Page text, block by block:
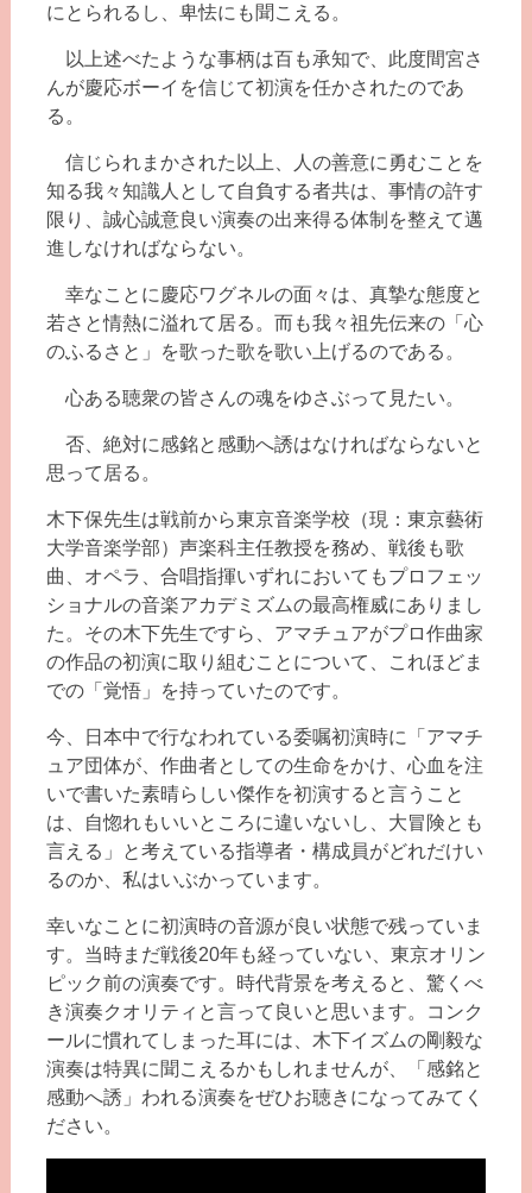
にとられるし、卑怯にも聞こえる。
以上述べたような事柄は百も承知で、此度間宮さ
んが慶応ボーイを信じて初演を任かされたのであ
る。
信じられまかされた以上、人の善意に勇むことを
知る我々知識人として自負する者共は、事情の許す
限り、誠心誠意良い演奏の出来得る体制を整えて邁
進しなければならない。
幸なことに慶応ワグネルの面々は、真摯な態度と
若さと情熱に溢れて居る。而も我々祖先伝来の「心
のふるさと」を歌った歌を歌い上げるのである。
心ある聴衆の皆さんの魂をゆさぶって見たい。
否、絶対に感銘と感動へ誘はなければならないと
思って居る。
木下保先生は戦前から東京音楽学校（現：東京藝術
大学音楽学部）声楽科主任教授を務め、戦後も歌
曲、オペラ、合唱指揮いずれにおいてもプロフェッ
ショナルの音楽アカデミズムの最高権威にありまし
た。その木下先生ですら、アマチュアがプロ作曲家
の作品の初演に取り組むことについて、これほどま
での「覚悟」を持っていたのです。
今、日本中で行なわれている委嘱初演時に「アマチ
ュア団体が、作曲者としての生命をかけ、心血を注
いで書いた素晴らしい傑作を初演すると言うこと
は、自惚れもいいところに違いないし、大冒険とも
言える」と考えている指導者・構成員がどれだけい
るのか、私はいぶかっています。
幸いなことに初演時の音源が良い状態で残っていま
す。当時まだ戦後20年も経っていない、東京オリン
ピック前の演奏です。時代背景を考えると、驚くべ
き演奏クオリティと言って良いと思います。コンク
ールに慣れてしまった耳には、木下イズムの剛毅な
演奏は特異に聞こえるかもしれませんが、「感銘と
感動へ誘」われる演奏をぜひお聴きになってみてく
ださい。